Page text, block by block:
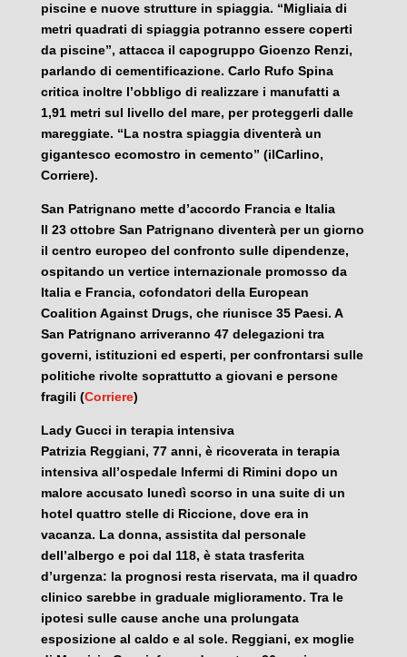
piscine e nuove strutture in spiaggia. “Migliaia di
metri quadrati di spiaggia potranno essere coperti
da piscine”, attacca il capogruppo Gioenzo Renzi,
parlando di cementificazione. Carlo Rufo Spina
critica inoltre l’obbligo di realizzare i manufatti a
1,91 metri sul livello del mare, per proteggerli dalle
mareggiate. “La nostra spiaggia diventerà un
gigantesco ecomostro in cemento” (ilCarlino,
Corriere).
San Patrignano mette d’accordo Francia e Italia
Il 23 ottobre San Patrignano diventerà per un giorno
il centro europeo del confronto sulle dipendenze,
ospitando un vertice internazionale promosso da
Italia e Francia, cofondatori della European
Coalition Against Drugs, che riunisce 35 Paesi. A
San Patrignano arriveranno 47 delegazioni tra
governi, istituzioni ed esperti, per confrontarsi sulle
politiche rivolte soprattutto a giovani e persone
fragili (Corriere)
Lady Gucci in terapia intensiva
Patrizia Reggiani, 77 anni, è ricoverata in terapia
intensiva all’ospedale Infermi di Rimini dopo un
malore accusato lunedì scorso in una suite di un
hotel quattro stelle di Riccione, dove era in
vacanza. La donna, assistita dal personale
dell’albergo e poi dal 118, è stata trasferita
d’urgenza: la prognosi resta riservata, ma il quadro
clinico sarebbe in graduale miglioramento. Tra le
ipotesi sulle cause anche una prolungata
esposizione al caldo e al sole. Reggiani, ex moglie